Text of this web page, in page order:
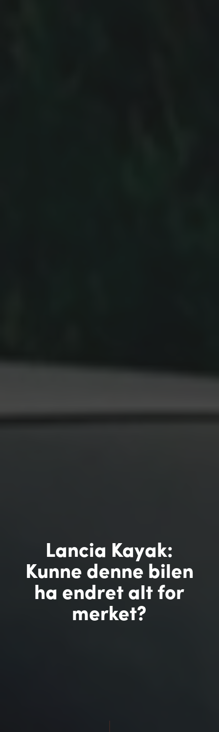
Lancia Kayak:
Kunne denne bilen
ha endret alt for
merket?